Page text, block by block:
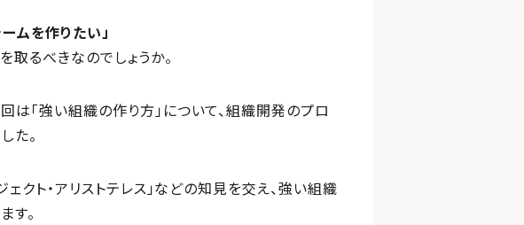
ムを作りたい」
取るべきなのでしょうか。
は「強い組織の作り方」について、組織開発のプロ
た。
クト・アリストテレス」などの知見を交え、強い組織
す。